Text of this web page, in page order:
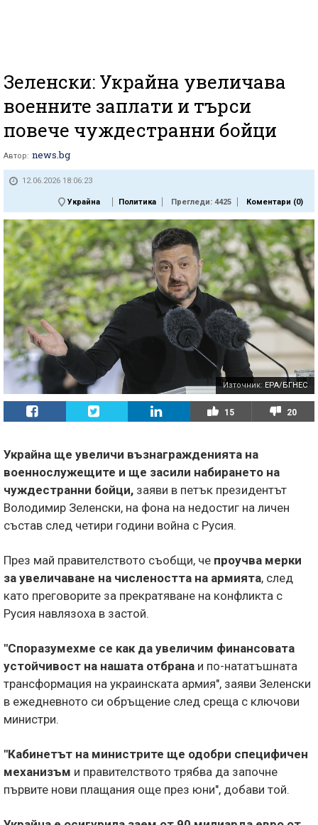
Зеленски: Украйна увеличава
военните заплати и търси
повече чуждестранни бойци
Автор: news.bg
12.06.2026 18:06:23
Украйна Политика Прегледи: 4425 Коментари (0)
Източник: EPA/БГНЕС
15 20
Украйна ще увеличи възнагражденията на
военнослужещите и ще засили набирането на
чуждестранни бойци, заяви в петък президентът
Володимир Зеленски, на фона на недостиг на личен
състав след четири години война с Русия.
През май правителството съобщи, че проучва мерки
за увеличаване на числеността на армията, след
като преговорите за прекратяване на конфликта с
Русия навлязоха в застой.
"Споразумехме се как да увеличим финансовата
устойчивост на нашата отбрана и по-нататъшната
трансформация на украинската армия", заяви Зеленски
в ежедневното си обръщение след среща с ключови
министри.
"Кабинетът на министрите ще одобри специфичен
механизъм и правителството трябва да започне
първите нови плащания още през юни", добави той.